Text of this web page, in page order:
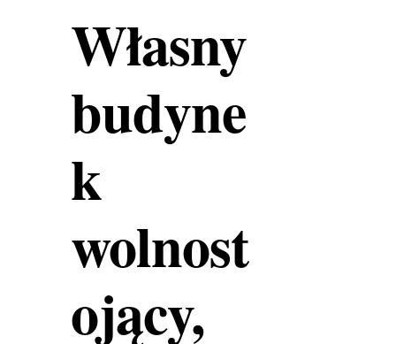
Własny
budyne
k
wolnost
ojący,